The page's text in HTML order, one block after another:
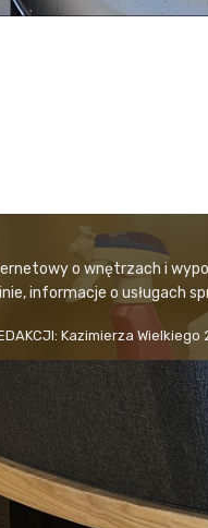
o wnętrzach i
informacje o usługach
Kazimierza